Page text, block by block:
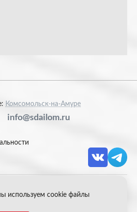
Комсомольск-на-Амуре
info@sdailom.ru
используем cookie файлы